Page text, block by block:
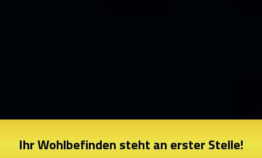
Ihr Wohlbefinden steht an erster Stelle!